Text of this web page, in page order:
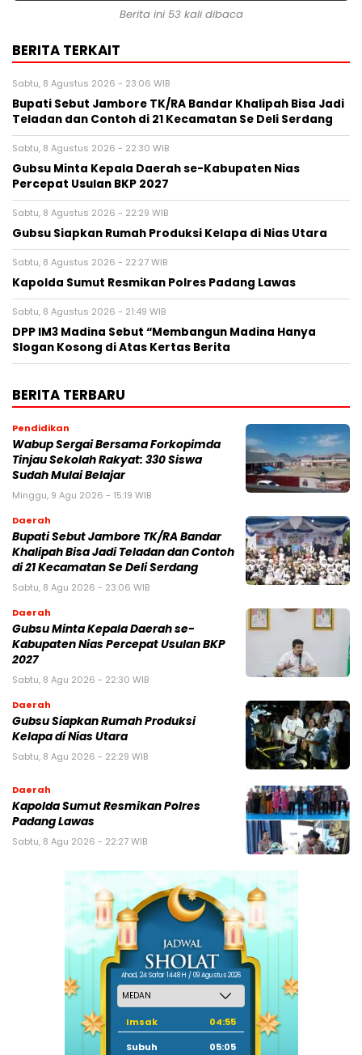
Berita ini 53 kali dibaca
BERITA TERKAIT
Sabtu, 8 Agustus 2026 - 23:06 WIB
Bupati Sebut Jambore TK/RA Bandar Khalipah Bisa Jadi
Teladan dan Contoh di 21 Kecamatan Se Deli Serdang
Sabtu, 8 Agustus 2026 - 22:30 WIB
Gubsu Minta Kepala Daerah se-Kabupaten Nias
Percepat Usulan BKP 2027
Sabtu, 8 Agustus 2026 - 22:29 WIB
Gubsu Siapkan Rumah Produksi Kelapa di Nias Utara
Sabtu, 8 Agustus 2026 - 22:27 WIB
Kapolda Sumut Resmikan Polres Padang Lawas
Sabtu, 8 Agustus 2026 - 21:49 WIB
DPP IM3 Madina Sebut “Membangun Madina Hanya
Slogan Kosong di Atas Kertas Berita
BERITA TERBARU
Pendidikan
Wabup Sergai Bersama Forkopimda
Tinjau Sekolah Rakyat: 330 Siswa
Sudah Mulai Belajar
Minggu, 9 Agu 2026 - 15:19 WIB
Daerah
Bupati Sebut Jambore TK/RA Bandar
Khalipah Bisa Jadi Teladan dan Contoh
di 21 Kecamatan Se Deli Serdang
Sabtu, 8 Agu 2026 - 23:06 WIB
Daerah
Gubsu Minta Kepala Daerah se-
Kabupaten Nias Percepat Usulan BKP
2027
Sabtu, 8 Agu 2026 - 22:30 WIB
Daerah
Gubsu Siapkan Rumah Produksi
Kelapa di Nias Utara
Sabtu, 8 Agu 2026 - 22:29 WIB
Daerah
Kapolda Sumut Resmikan Polres
Padang Lawas
Sabtu, 8 Agu 2026 - 22:27 WIB
Ahad, 24 Safar 1448 H / 09 Agustus 2026
Imsak
04:55
Subuh
05:05